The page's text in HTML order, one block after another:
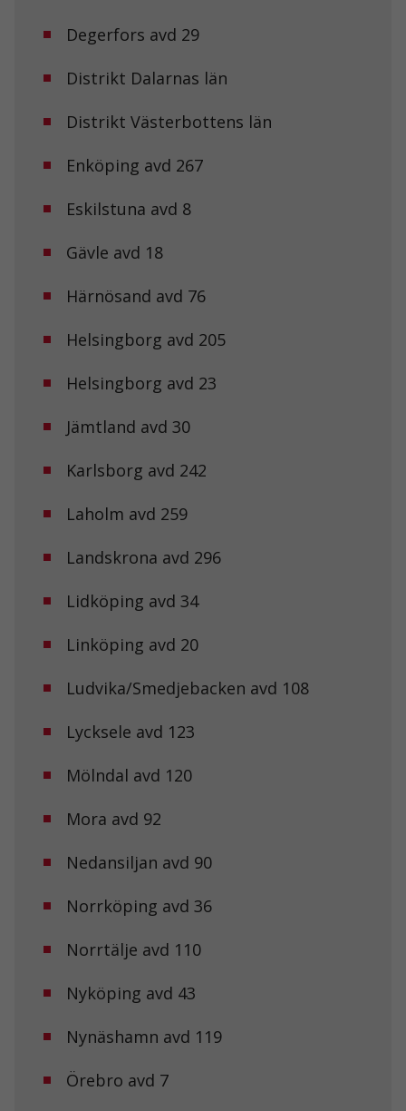
Degerfors avd 29
Distrikt Dalarnas län
Distrikt Västerbottens län
Enköping avd 267
Eskilstuna avd 8
Gävle avd 18
Härnösand avd 76
Helsingborg avd 205
Helsingborg avd 23
Jämtland avd 30
Karlsborg avd 242
Laholm avd 259
Landskrona avd 296
Lidköping avd 34
Linköping avd 20
Ludvika/Smedjebacken avd 108
Lycksele avd 123
Mölndal avd 120
Mora avd 92
Nedansiljan avd 90
Norrköping avd 36
Norrtälje avd 110
Nyköping avd 43
Nynäshamn avd 119
Örebro avd 7